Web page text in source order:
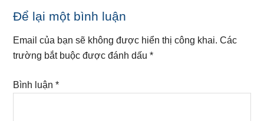
Reader
Interactions
Để lại một bình luận
Email của bạn sẽ không được hiển thị công khai. Các
trường bắt buộc được đánh dấu*
Bình luận*